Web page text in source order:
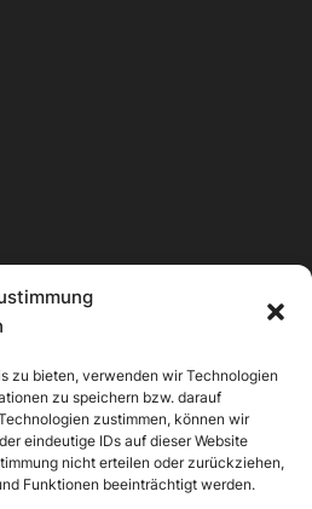
zu bieten, verwenden wir Technologien
zu speichern bzw. darauf
zustimmen, können wir
eindeutige IDs auf dieser Website
nicht erteilen oder zurückziehen,
Funktionen beeinträchtigt werden.